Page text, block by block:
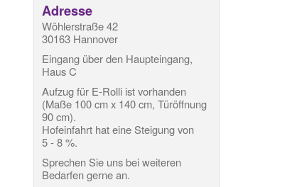
Adresse
Wöhlerstraße 42
30163 Hannover
Eingang über den Haupteingang,
Haus C
Aufzug für E-Rolli ist vorhanden
(Maße 100 cm x 140 cm, Türöffnung
90 cm).
Hofeinfahrt hat eine Steigung von
5 - 8 %.
Sprechen Sie uns bei weiteren
Bedarfen gerne an.